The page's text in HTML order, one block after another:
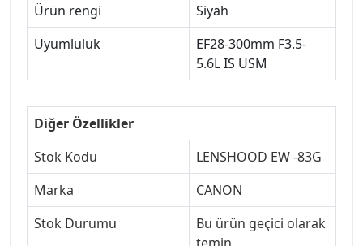
Ürün rengi
Siyah
Uyumluluk
EF28-300mm F3.5-
5.6L IS USM
Diğer Özellikler
Stok Kodu
LENSHOOD EW -83G
Marka
CANON
Stok Durumu
Bu ürün geçici olarak